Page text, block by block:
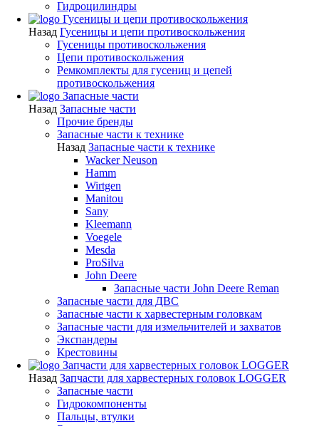
Гидроцилиндры
Гусеницы и цепи противоскольжения
Назад Гусеницы и цепи противоскольжения
Гусеницы противоскольжения
Цепи противоскольжения
Ремкомплекты для гусениц и цепей
противоскольжения
Запасные части
Назад Запасные части
Прочие бренды
Запасные части к технике
Назад Запасные части к технике
Wacker Neuson
Hamm
Wirtgen
Manitou
Sany
Kleemann
Voegele
Mesda
ProSilva
John Deere
Запасные части John Deere Reman
Запасные части для ДВС
Запасные части к харвестерным головкам
Запасные части для измельчителей и захватов
Экспандеры
Крестовины
Запчасти для харвестерных головок LOGGER
Назад Запчасти для харвестерных головок LOGGER
Запасные части
Гидрокомпоненты
Пальцы, втулки